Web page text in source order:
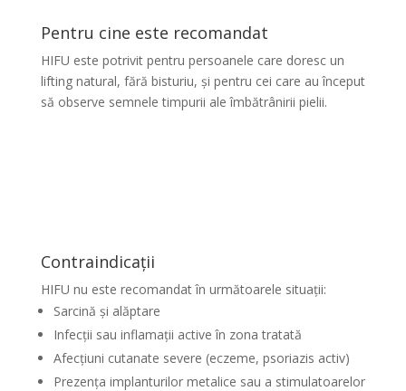
Pentru cine este recomandat
HIFU este potrivit pentru persoanele care doresc un
lifting natural, fără bisturiu, și pentru cei care au început
să observe semnele timpurii ale îmbătrânirii pielii.
Contraindicații
HIFU nu este recomandat în următoarele situații:
Sarcină și alăptare
Infecții sau inflamații active în zona tratată
Afecțiuni cutanate severe (eczeme, psoriazis activ)
Prezența implanturilor metalice sau a stimulatoarelor